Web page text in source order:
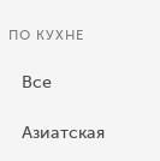
ПО КУХНЕ
Все
Азиатская